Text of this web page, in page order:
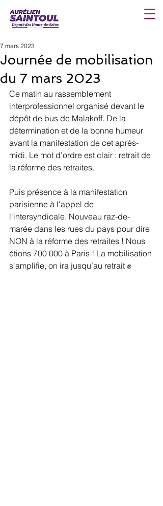
Journée de mobilisation
du 7 mars 2023
7 mars 2023
Ce matin au rassemblement
interprofessionnel organisé devant le
dépôt de bus de Malakoff. De la
détermination et de la bonne humeur
avant la manifestation de cet après-
midi. Le mot d’ordre est clair : retrait de
la réforme des retraites.
Puis présence à la manifestation
parisienne à l'appel de
l'intersyndicale. Nouveau raz-de-
marée dans les rues du pays pour dire
NON à la réforme des retraites ! Nous
étions 700 000 à Paris ! La mobilisation
s'amplifie, on ira jusqu’au retrait ✊